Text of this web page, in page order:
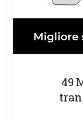
49